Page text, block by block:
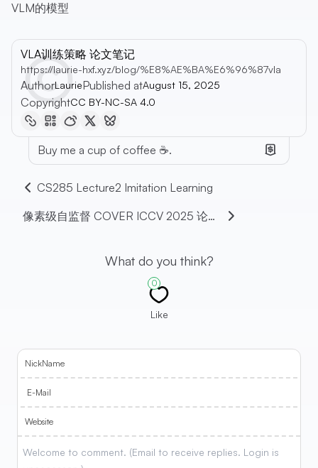
VLM的模型
VLA训练策略 论文笔记
https://laurie-hxf.xyz/blog/%E8%AE%BA%E6%96%87vla
AuthorLauriePublished atAugust 15, 2025
CopyrightCC BY-NC-SA 4.0
Buy me a cup of coffee ☕.
CS285 Lecture2 Imitation Learning
像素级自监督 COVER ICCV 2025 论文笔记
What do you think?
0
Like
NickName
E-Mail
Website